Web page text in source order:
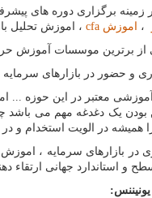
برگزاری دوره های
، اموزش cfa ، اموزش تحلیل
برترین موسسات آموزش
و حضور در بازارهای سرمایه
معتبر در این حوزه
بودن یک دغدغه مهم می
همیشه در الویت استخدام و
در بازارهای سرمایه ، اموزش
و استاندارد جهانی ارتقاء